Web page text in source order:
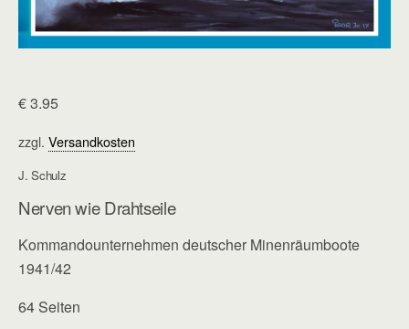
€3.95
zzgl. Versandkosten
J. Schulz
Nerven wie Drahtseile
Kommandounternehmen deutscher Minenräumboote
1941/42
64 Seiten